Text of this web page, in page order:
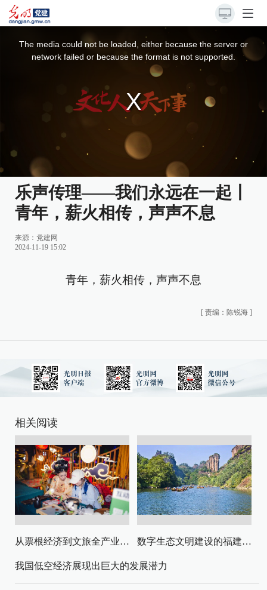
The media could not be loaded, either because the server or
network failed or because the format is not supported.
乐声传理——我们永远在一起丨
青年，薪火相传，声声不息
来源： 党建网
2024-11-19 15:02
青年，薪火相传，声声不息
[ 责编：陈锐海 ]
相关阅读
从票根经济到文旅全产业链升级 数字生态文明建设的福建路径与启示
我国低空经济展现出巨大的发展潜力